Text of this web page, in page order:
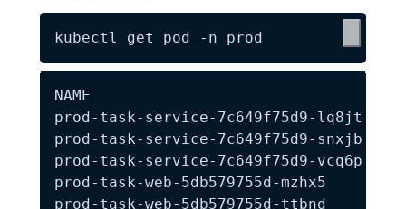
kubectl get pod -n
NAME                                 READY
prod-task-service-7c649f75d9-lq8jt
prod-task-service-7c649f75d9-snxjb
prod-task-service-7c649f75d9-
prod-task-web-5db579755d-mzhx5